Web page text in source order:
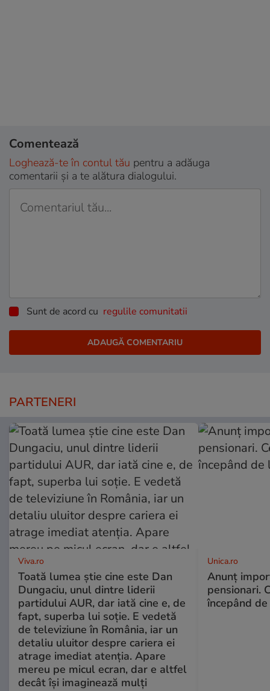
Comentează
Loghează-te în contul tău pentru a adăuga
comentarii și a te alătura dialogului.
Sunt de acord cu regulile comunitatii
PARTENERI
Viva.ro
Toată lumea știe cine este Dan
Dungaciu, unul dintre liderii
partidului AUR, dar iată cine e, de
fapt, superba lui soție. E vedetă
de televiziune în România, iar un
detaliu uluitor despre cariera ei
atrage imediat atenția. Apare
mereu pe micul ecran, dar e altfel
decât își imaginează mulți
Unica.ro
Anunț
pensionari.
începând